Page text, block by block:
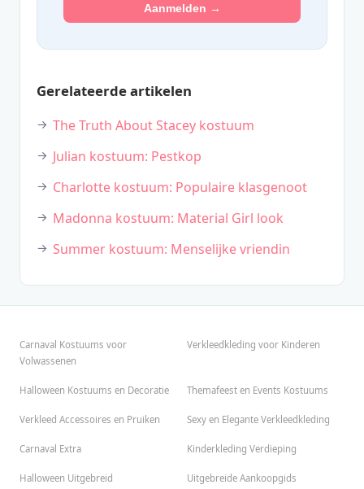
Aanmelden →
Gerelateerde artikelen
The Truth About Stacey kostuum
Julian kostuum: Pestkop
Charlotte kostuum: Populaire klasgenoot
Madonna kostuum: Material Girl look
Summer kostuum: Menselijke vriendin
Carnaval Kostuums voor
Volwassenen
Verkleedkleding voor Kinderen
Halloween Kostuums en Decoratie Themafeest en Events Kostuums
Verkleed Accessoires en Pruiken Sexy en Elegante Verkleedkleding
Carnaval Extra Kinderkleding Verdieping
Halloween Uitgebreid Uitgebreide Aankoopgids